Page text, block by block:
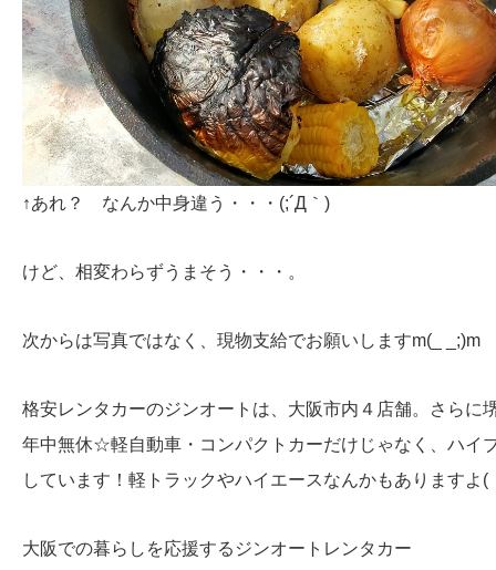
↑あれ？ なんか中身違う・・・(;´Д｀)
けど、相変わらずうまそう・・・。
次からは写真ではなく、現物支給でお願いしますm(_ _;)m
格安レンタカーのジンオートは、大阪市内４店舗。さらに
年中無休☆軽自動車・コンパクトカーだけじゃなく、ハイ
しています！軽トラックやハイエースなんかもありますよ(
大阪での暮らしを応援するジンオートレンタカー